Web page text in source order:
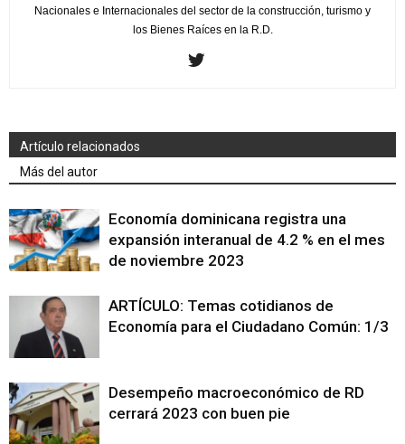
Nacionales e Internacionales del sector de la construcción, turismo y
los Bienes Raíces en la R.D.
Artículo relacionados
Más del autor
Economía dominicana registra una
expansión interanual de 4.2 % en el mes
de noviembre 2023
ARTÍCULO: Temas cotidianos de
Economía para el Ciudadano Común: 1/3
Desempeño macroeconómico de RD
cerrará 2023 con buen pie